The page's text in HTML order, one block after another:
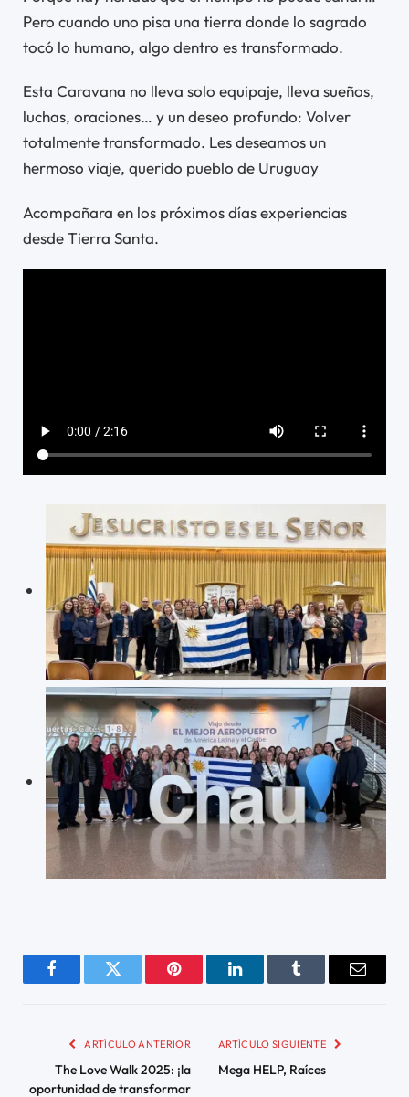
Pero cuando uno pisa una tierra donde lo sagrado
tocó lo humano, algo dentro es transformado.
Esta Caravana no lleva solo equipaje, lleva sueños,
luchas, oraciones… y un deseo profundo: Volver
totalmente transformado. Les deseamos un
hermoso viaje, querido pueblo de Uruguay
Acompañara en los próximos días experiencias
desde Tierra Santa.
FacebookTwitter Pinterest LinkedInTumblr Email
ARTÍCULO ANTERIOR
The Love Walk 2025: ¡la
oportunidad de transformar
ARTÍCULO SIGUIENTE
Mega HELP, Raíces